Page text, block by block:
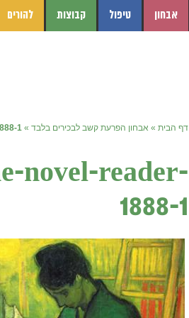
אבחון טיפול קבוצות להורים
דף הבית » אבחון הפרעת קשב לבכירים בלבד »
1
novel-reader-
1888-1